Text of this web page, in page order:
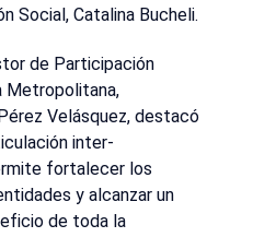
Social, Catalina Bucheli.
de Participación
Metropolitana,
Velásquez, destacó
inter-
fortalecer los
y alcanzar un
de toda la